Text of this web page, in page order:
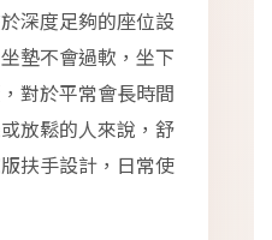
深度足夠的座位設
墊不會過軟，坐下
對於平常會長時間
放鬆的人來說，舒
扶手設計，日常使